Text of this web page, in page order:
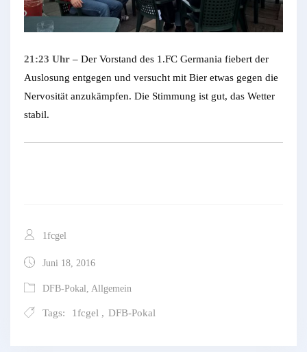
21:23 Uhr – Der Vorstand des 1.FC Germania fiebert der
Auslosung entgegen und versucht mit Bier etwas gegen die
Nervosität anzukämpfen. Die Stimmung ist gut, das Wetter
stabil.
1fcgel
Juni 18, 2016
DFB-Pokal Allgemein
Tags: 1fcgel , DFB-Pokal